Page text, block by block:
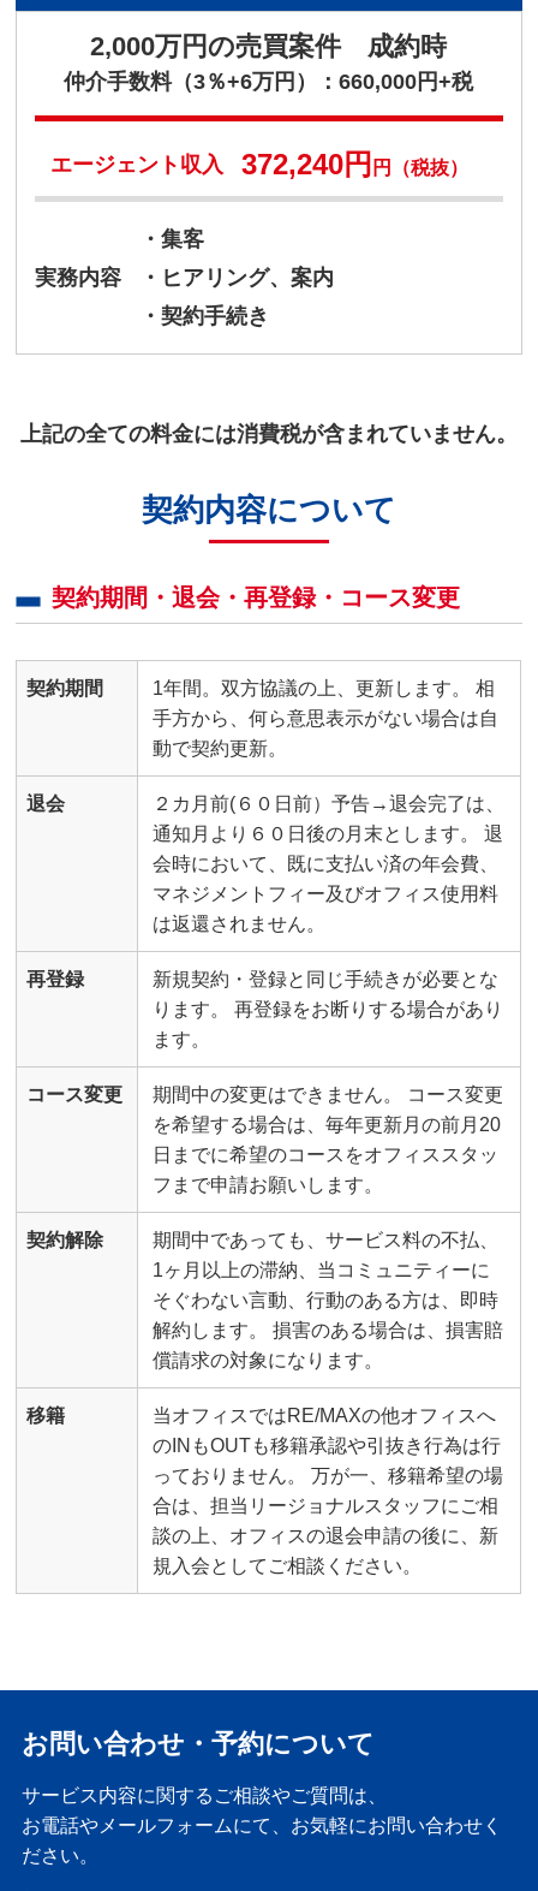
2,000万円の売買案件 成約時
仲介手数料（3％+6万円）：660,000円+税
エージェント収入 372,240円 円（税抜）
実務内容
・集客
・ヒアリング、案内
・契約手続き
上記の全ての料金には消費税が含まれていません。
契約内容について
契約期間・退会・再登録・コース変更
契約期間
1年間。双方協議の上、更新します。 相
手方から、何ら意思表示がない場合は自
動で契約更新。
退会
２カ月前(６０日前）予告→退会完了は、
通知月より６０日後の月末とします。 退
会時において、既に支払い済の年会費、
マネジメントフィー及びオフィス使用料
は返還されません。
再登録
新規契約・登録と同じ手続きが必要とな
ります。 再登録をお断りする場合があり
ます。
コース変更
期間中の変更はできません。 コース変更
を希望する場合は、毎年更新月の前月20
日までに希望のコースをオフィススタッ
フまで申請お願いします。
契約解除
期間中であっても、サービス料の不払、
1ヶ月以上の滞納、当コミュニティーに
そぐわない言動、行動のある方は、即時
解約します。 損害のある場合は、損害賠
償請求の対象になります。
移籍
当オフィスではRE/MAXの他オフィスへ
のINもOUTも移籍承認や引抜き行為は行
っておりません。 万が一、移籍希望の場
合は、担当リージョナルスタッフにご相
談の上、オフィスの退会申請の後に、新
規入会としてご相談ください。
お問い合わせ・予約について
サービス内容に関するご相談やご質問は、
お電話やメールフォームにて、お気軽にお問い合わせく
ださい。